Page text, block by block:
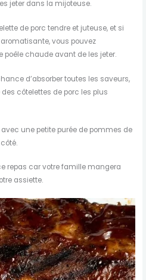
jeter dans la mijoteuse.
de porc tendre et juteuse, et si
vous pouvez
poêle chaude avant de les jeter.
d’absorber toutes les saveurs,
des côtelettes de porc les plus
une petite purée de pommes de
repas car votre famille mangera
assiette.